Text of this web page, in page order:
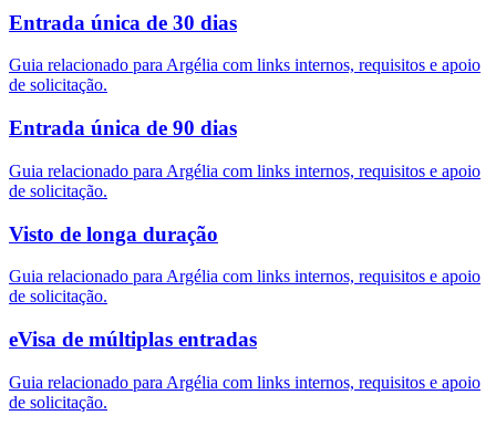
Entrada única de 30 dias
Guia relacionado para Argélia com links internos, requisitos e apoio
de solicitação.
Entrada única de 90 dias
Guia relacionado para Argélia com links internos, requisitos e apoio
de solicitação.
Visto de longa duração
Guia relacionado para Argélia com links internos, requisitos e apoio
de solicitação.
eVisa de múltiplas entradas
Guia relacionado para Argélia com links internos, requisitos e apoio
de solicitação.